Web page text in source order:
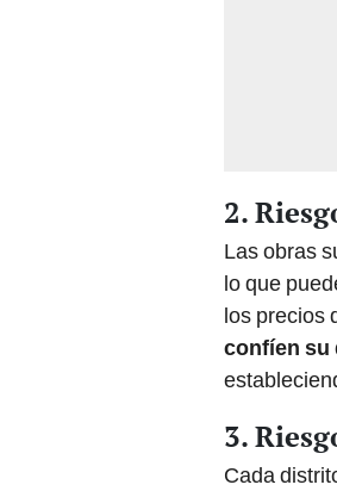
2.
Las obras
lo que
los precios
confíen su
3.
Cada